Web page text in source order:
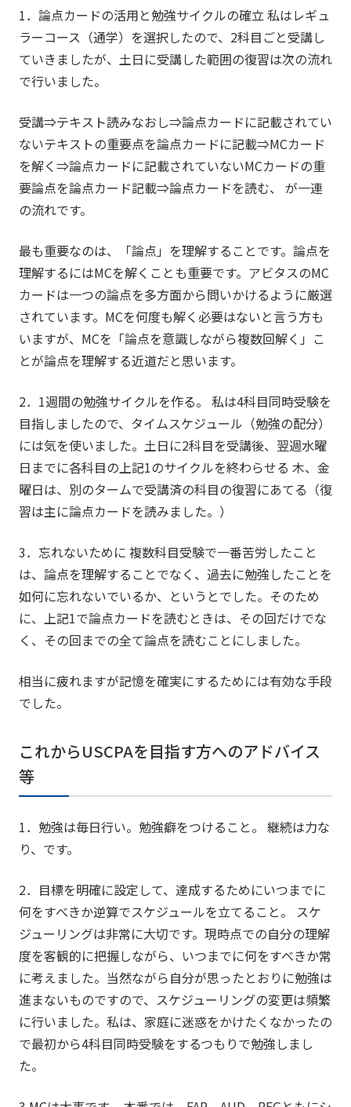
1．論点カードの活用と勉強サイクルの確立 私はレギュ
ラーコース（通学）を選択したので、2科目ごと受講し
ていきましたが、土日に受講した範囲の復習は次の流れ
で行いました。
受講⇒テキスト読みなおし⇒論点カードに記載されてい
ないテキストの重要点を論点カードに記載⇒MCカード
を解く⇒論点カードに記載されていないMCカードの重
要論点を論点カード記載⇒論点カードを読む、 が一連
の流れです。
最も重要なのは、「論点」を理解することです。論点を
理解するにはMCを解くことも重要です。アビタスのMC
カードは一つの論点を多方面から問いかけるように厳選
されています。MCを何度も解く必要はないと言う方も
いますが、MCを「論点を意識しながら複数回解く」こ
とが論点を理解する近道だと思います。
2．1週間の勉強サイクルを作る。 私は4科目同時受験を
目指しましたので、タイムスケジュール（勉強の配分）
には気を使いました。土日に2科目を受講後、翌週水曜
日までに各科目の上記1のサイクルを終わらせる 木、金
曜日は、別のタームで受講済の科目の復習にあてる（復
習は主に論点カードを読みました。）
3．忘れないために 複数科目受験で一番苦労したこと
は、論点を理解することでなく、過去に勉強したことを
如何に忘れないでいるか、というとでした。そのため
に、上記1で論点カードを読むときは、その回だけでな
く、その回までの全て論点を読むことにしました。
相当に疲れますが記憶を確実にするためには有効な手段
でした。
これからUSCPAを目指す方へのアドバイス
等
1．勉強は毎日行い。勉強癖をつけること。 継続は力な
り、です。
2．目標を明確に設定して、達成するためにいつまでに
何をすべきか逆算でスケジュールを立てること。 スケ
ジューリングは非常に大切です。現時点での自分の理解
度を客観的に把握しながら、いつまでに何をすべきか常
に考えました。当然ながら自分が思ったとおりに勉強は
進まないものですので、スケジューリングの変更は頻繁
に行いました。私は、家庭に迷惑をかけたくなかったの
で最初から4科目同時受験をするつもりで勉強しまし
た。